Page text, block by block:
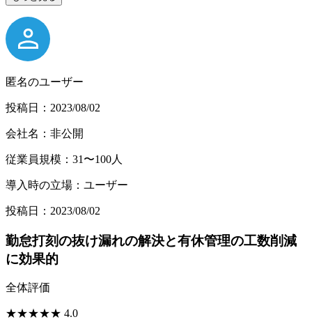
匿名のユーザー
投稿日：2023/08/02
会社名：非公開
従業員規模：31〜100人
導入時の立場：ユーザー
投稿日：2023/08/02
勤怠打刻の抜け漏れの解決と有休管理の工数削減
に効果的
全体評価
★★★★★ 4.0